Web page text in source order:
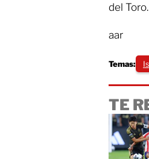
del Toro.
aar
Temas:
TE